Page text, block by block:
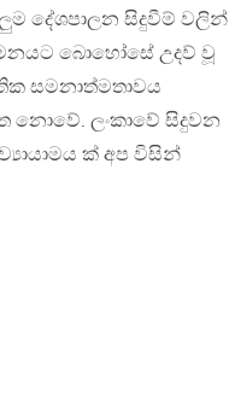
දේශපාලන සිදුවීම් වලින්
බොහෝසේ උදව් වූ
සමනාත්මතාවය
නොවේ. ලංකාවේ සිදුවන
ක් අප විසින්